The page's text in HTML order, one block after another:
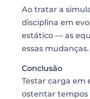
Ao tratar a
disciplina em
estático — as
essas mudanças.
Conclusão
Testar carga em
ostentar tempos